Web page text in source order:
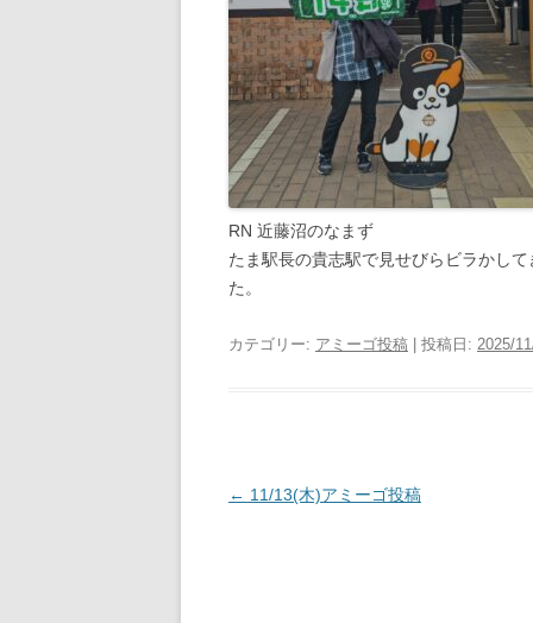
RN 近藤沼のなまず
たま駅長の貴志駅で見せびらビラかし
た。
カテゴリー: アミーゴ投稿 | 投稿日: 2025/
投
← 11/13(木)アミーゴ投稿